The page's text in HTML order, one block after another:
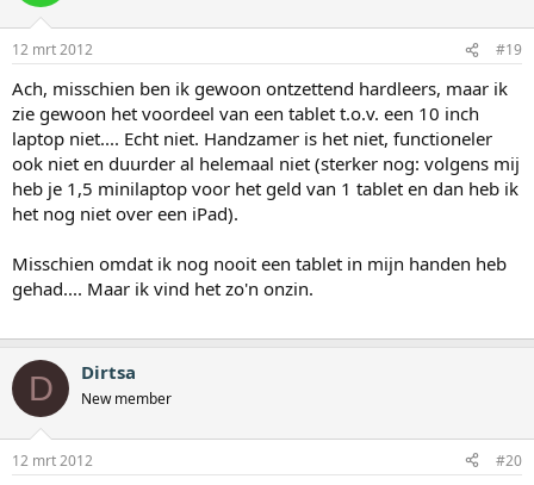
12 mrt 2012 #19
Ach, misschien ben ik gewoon ontzettend hardleers, maar ik
zie gewoon het voordeel van een tablet t.o.v. een 10 inch
laptop niet.... Echt niet. Handzamer is het niet, functioneler
ook niet en duurder al helemaal niet (sterker nog: volgens mij
heb je 1,5 minilaptop voor het geld van 1 tablet en dan heb ik
het nog niet over een iPad).
Misschien omdat ik nog nooit een tablet in mijn handen heb
gehad.... Maar ik vind het zo'n onzin.
D Dirtsa
New member
12 mrt 2012 #20